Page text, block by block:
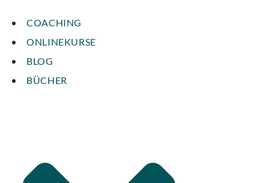
COACHING
ONLINEKURSE
BLOG
BÜCHER